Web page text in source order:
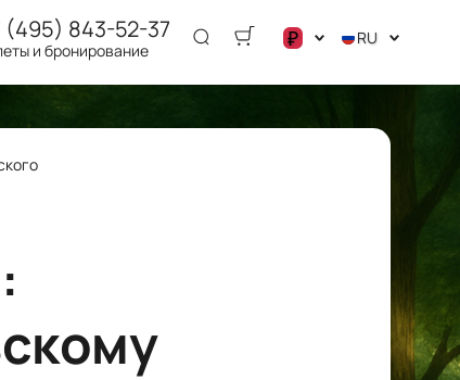
(495) 843-52-37
и бронирование ₽
.د.ب
RU